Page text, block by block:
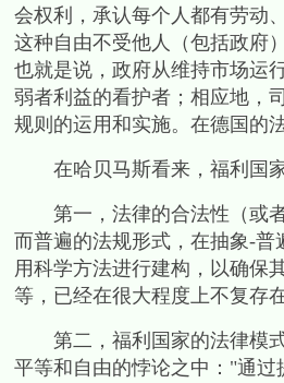
会权利，承认每个人都有劳动
这种自由不受他人（包括政府
也就是说，政府从维持市场运
弱者利益的看护者；相应地，
规则的运用和实施。在德国的
在哈贝马斯看来，福利国
第一，法律的合法性（或者
而普遍的法规形式，在抽象-普
用科学方法进行建构，以确保
等，已经在很大程度上不复存
第二，福利国家的法律模式
平等和自由的悖论之中： "通过